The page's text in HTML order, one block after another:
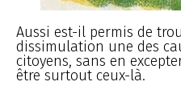
Aussi est-il permis de
dissimulation une des
citoyens, sans en
être surtout ceux-là.